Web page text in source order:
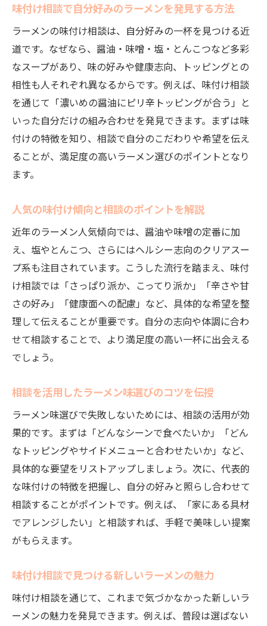
自宅で楽しむラーメン向け簡単味付け術
相談しながら試せる自宅ラーメン味付けア
イデア
家庭でラーメンを美味しくする相談テクニ
ック
簡単味付け相談で楽しむラーメンアレンジ
法
健康志向にも対応した味付け相談のポイン
コツ
相談活用で時短ラーメン味付けを実現する
方法
新発見！家にあるもので作るラーメントッピン
グ
相談しやすい家の食材でラーメントッピン
グ術
トッピング相談で広がるおうちラーメンの
ング
冷蔵庫の食材を使った相談型トッピング提
案
家にあるもので簡単トッピング相談アイデ
ア
トッピング相談でマンネリ解消ラーメン術
ラーメンに合うおかずとサイドメニューの提案
相談を活かしたラーメンに合うおかず選び
む工夫
一緒に食べて美味しいおかず相談ガイド
ラーメンともう一品の相談で満足度アップ
味付け相談で自分好みのラーメンを発見する方法
ラーメンの味付け相談は、自分好みの一杯を見つける近
道です。なぜなら、醤油・味噌・塩・とんこつなど多彩
なスープがあり、味の好みや健康志向、トッピングとの
相性も人それぞれ異なるからです。例えば、味付け相談
を通じて「濃いめの醤油にピリ辛トッピングが合う」と
いった自分だけの組み合わせを発見できます。まずは味
付けの特徴を知り、相談で自分のこだわりや希望を伝え
ることが、満足度の高いラーメン選びのポイントとなり
ます。
人気の味付け傾向と相談のポイントを解説
近年のラーメン人気傾向では、醤油や味噌の定番に加
え、塩やとんこつ、さらにはヘルシー志向のクリアスー
プ系も注目されています。こうした流行を踏まえ、味付
け相談では「さっぱり派か、こってり派か」「辛さや甘
さの好み」「健康面への配慮」など、具体的な希望を整
理して伝えることが重要です。自分の志向や体調に合わ
せて相談することで、より満足度の高い一杯に出会える
でしょう。
相談を活用したラーメン味選びのコツを伝授
ラーメン味選びで失敗しないためには、相談の活用が効
果的です。まずは「どんなシーンで食べたいか」「どん
なトッピングやサイドメニューと合わせたいか」など、
具体的な要望をリストアップしましょう。次に、代表的
な味付けの特徴を把握し、自分の好みと照らし合わせて
相談することがポイントです。例えば、「家にある具材
でアレンジしたい」と相談すれば、手軽で美味しい提案
がもらえます。
味付け相談で見つける新しいラーメンの魅力
味付け相談を通じて、これまで気づかなかった新しいラ
ーメンの魅力を発見できます。例えば、普段は選ばない